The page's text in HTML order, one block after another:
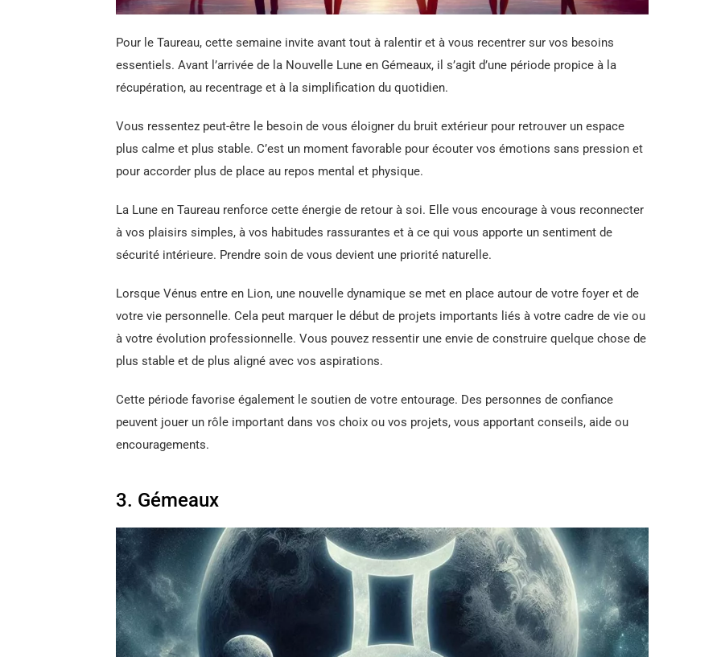
Pour le Taureau, cette semaine invite avant tout à ralentir et à vous recentrer sur vos besoins
essentiels. Avant l’arrivée de la Nouvelle Lune en Gémeaux, il s’agit d’une période propice à la
récupération, au recentrage et à la simplification du quotidien.
Vous ressentez peut-être le besoin de vous éloigner du bruit extérieur pour retrouver un espace
plus calme et plus stable. C’est un moment favorable pour écouter vos émotions sans pression et
pour accorder plus de place au repos mental et physique.
La Lune en Taureau renforce cette énergie de retour à soi. Elle vous encourage à vous reconnecter
à vos plaisirs simples, à vos habitudes rassurantes et à ce qui vous apporte un sentiment de
sécurité intérieure. Prendre soin de vous devient une priorité naturelle.
Lorsque Vénus entre en Lion, une nouvelle dynamique se met en place autour de votre foyer et de
votre vie personnelle. Cela peut marquer le début de projets importants liés à votre cadre de vie ou
à votre évolution professionnelle. Vous pouvez ressentir une envie de construire quelque chose de
plus stable et de plus aligné avec vos aspirations.
Cette période favorise également le soutien de votre entourage. Des personnes de confiance
peuvent jouer un rôle important dans vos choix ou vos projets, vous apportant conseils, aide ou
encouragements.
3. Gémeaux